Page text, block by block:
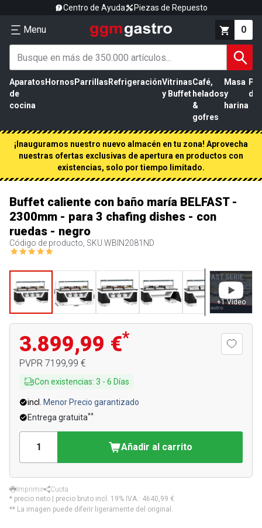
Centro de Ayuda Piezas de Repuesto
Menu 0
Aparatos
de
cocina
Hornos Parrillas RefrigeraciónVitrinas
y Buffet
Café,
helados
&
gofres
Masa
y
harina
de
¡Inauguramos nuestro nuevo almacén en tu zona! Aprovecha
nuestras ofertas exclusivas de apertura en productos con
existencias, solo por tiempo limitado.
Buffet caliente con baño maría BELFAST -
2300mm - para 3 chafing dishes - con
ruedas - negro
Código de producto, SKU WBIN2081ND
+1 Video
3.899,99 €*
PVPR 7199,99 €
Con existencias: 3 - 6 Días
incl.
Menor Precio garantizado
Entrega gratuita**
Añadir al carrito
Imprimir
Cuota
* precio neto | precio bruto incl. 19% IVA.: 4640,99 €
** La imagen puede diferir ligeramente del original.